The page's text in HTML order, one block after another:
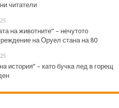
читатели
на животните“ – нечутото
на Оруел стана на 80
история“ – като бучка лед в горещ